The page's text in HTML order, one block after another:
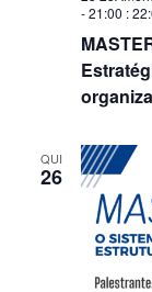
- 21:00 :
QUI
26